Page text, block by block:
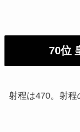
70位
射程は470。射程